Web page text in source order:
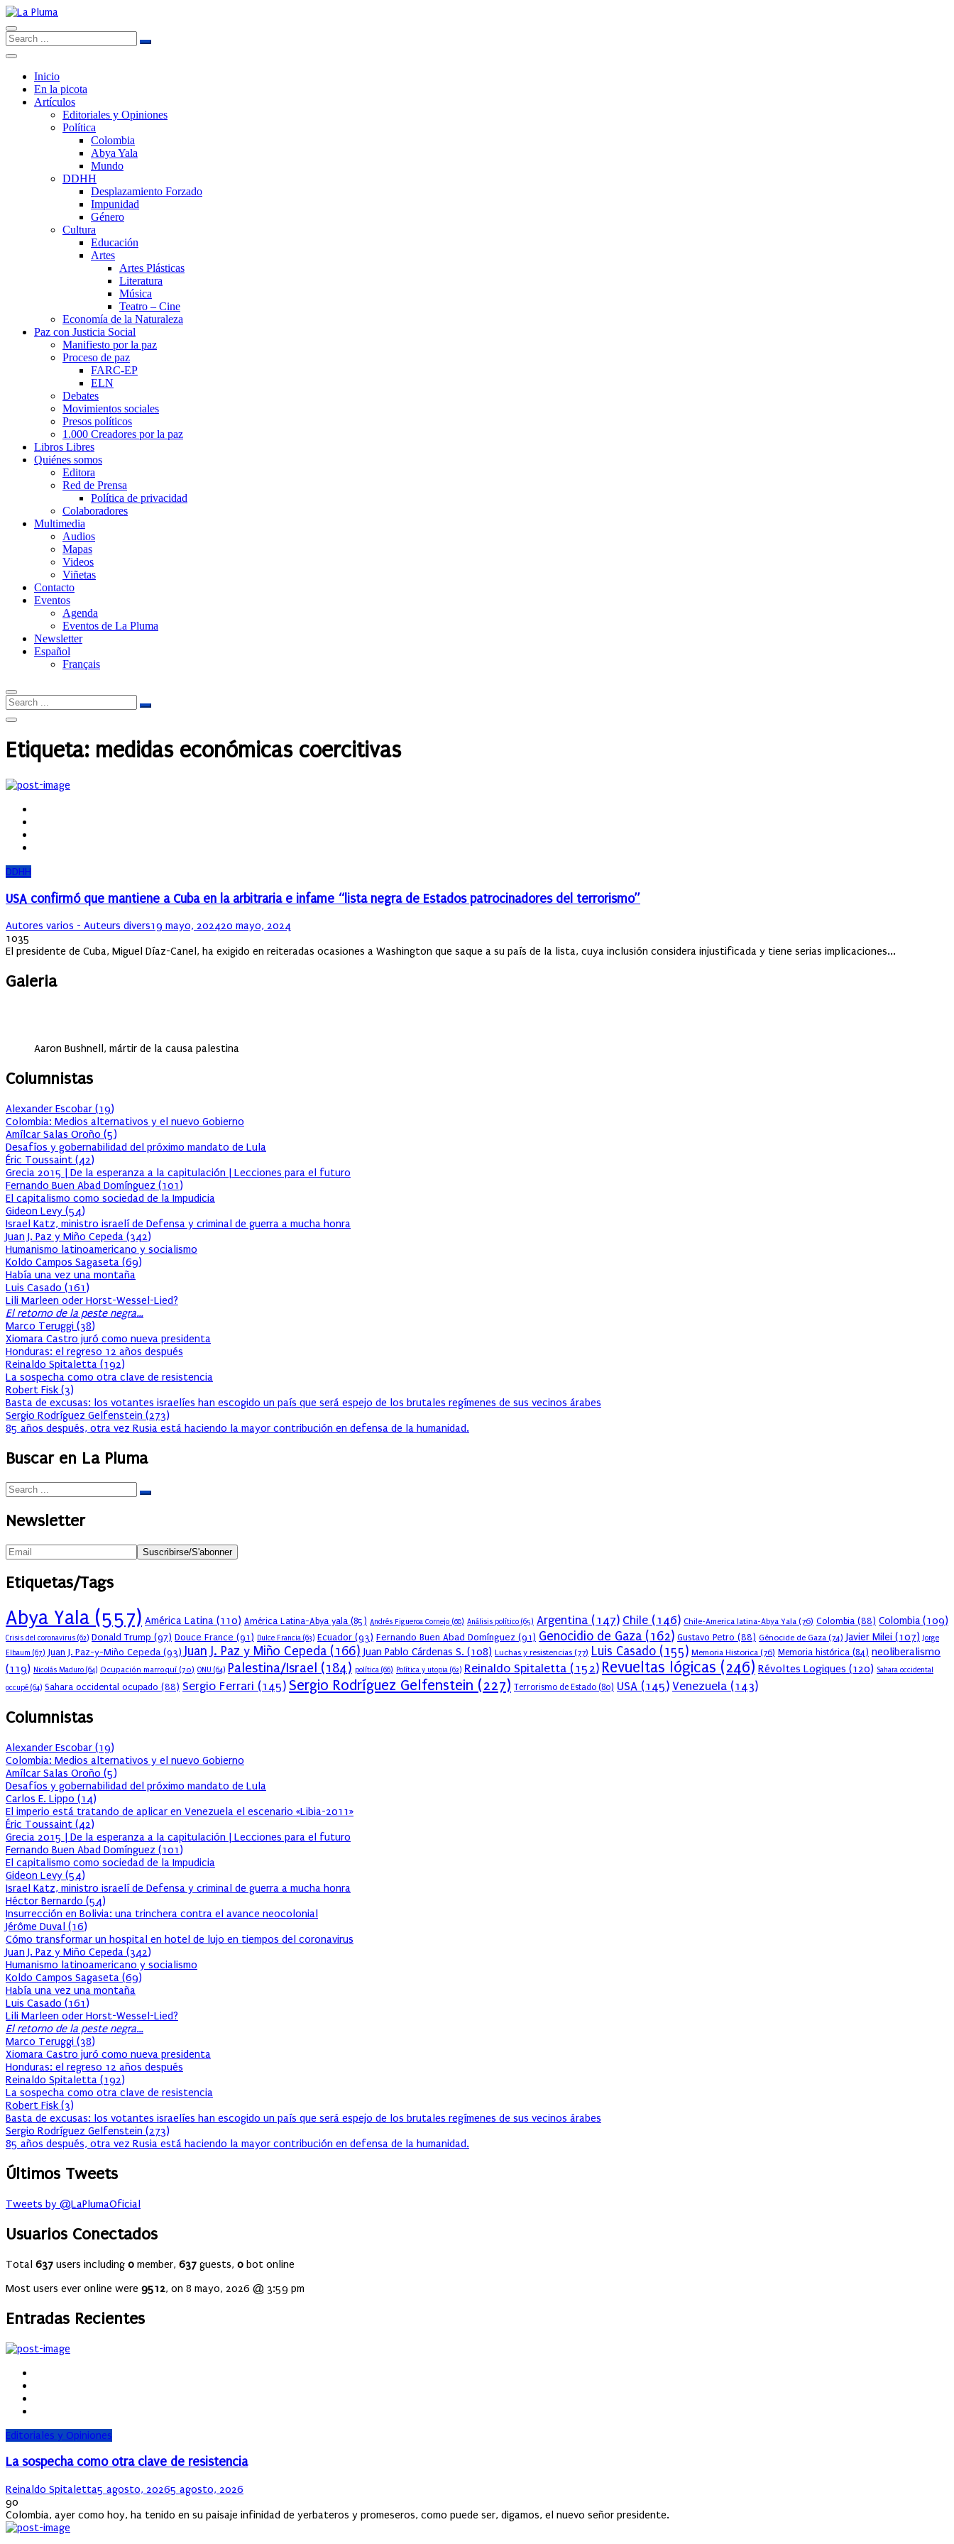
Inicio
En la picota
Artículos
Editoriales y Opiniones
Política
Colombia
Abya Yala
Mundo
DDHH
Desplazamiento Forzado
Impunidad
Género
Cultura
Educación
Artes
Artes Plásticas
Literatura
Música
Teatro – Cine
Economía de la Naturaleza
Paz con Justicia Social
Manifiesto por la paz
Proceso de paz
FARC-EP
ELN
Debates
Movimientos sociales
Presos políticos
1.000 Creadores por la paz
Libros Libres
Quiénes somos
Editora
Red de Prensa
Política de privacidad
Colaboradores
Multimedia
Audios
Mapas
Videos
Viñetas
Contacto
Eventos
Agenda
Eventos de La Pluma
Newsletter
Español
Français
Etiqueta: medidas económicas coercitivas
DDHH
USA confirmó que mantiene a Cuba en la arbitraria e infame “lista negra de Estados patrocinadores del terrorismo”
Author
Autores varios - Auteurs diversPosted
19 mayo, 202420 mayo, 2024
1035
El presidente de Cuba, Miguel Díaz-Canel, ha exigido en reiteradas ocasiones a Washington que saque a su país de la lista, cuya inclusión considera injustificada y tiene serias implicaciones...
Galeria
Aaron Bushnell, mártir de la causa palestina
Columnistas
Alexander Escobar (19)
Colombia: Medios alternativos y el nuevo Gobierno
Amílcar Salas Oroño (5)
Desafíos y gobernabilidad del próximo mandato de Lula
Éric Toussaint (42)
Grecia 2015 | De la esperanza a la capitulación | Lecciones para el futuro
Fernando Buen Abad Domínguez (101)
El capitalismo como sociedad de la Impudicia
Gideon Levy (54)
Israel Katz, ministro israelí de Defensa y criminal de guerra a mucha honra
Juan J. Paz y Miño Cepeda (342)
Humanismo latinoamericano y socialismo
Koldo Campos Sagaseta (69)
Había una vez una montaña
Luis Casado (161)
Lili Marleen oder Horst-Wessel-Lied?
El retorno de la peste negra…
Marco Teruggi (38)
Xiomara Castro juró como nueva presidenta
Honduras: el regreso 12 años después
Reinaldo Spitaletta (192)
La sospecha como otra clave de resistencia
Robert Fisk (3)
Basta de excusas: los votantes israelíes han escogido un país que será espejo de los brutales regímenes de sus vecinos árabes
Sergio Rodríguez Gelfenstein (273)
85 años después, otra vez Rusia está haciendo la mayor contribución en defensa de la humanidad.
Buscar en La Pluma
Newsletter
Etiquetas/Tags
Abya Yala (557) América Latina (110) América Latina-Abya yala (85) Andrés Figueroa Cornejo (68) Análisis político (65) Argentina (147) Chile (146) Chile-America latina-Abya Yala (76) Colombia (88) Colombia(109)
Crisis del coronavirus (62) Donald Trump (97) Douce France (91) Dulce Francia (63) Ecuador (93) Fernando Buen Abad Domínguez (91) Genocidio de Gaza (162) Gustavo Petro (88) Génocide de Gaza (74) Javier Milei (107) Jorge
Elbaum (67) Juan J. Paz-y-Miño Cepeda (93) Juan J. Paz y Miño Cepeda (166) Juan Pablo Cárdenas S. (108) Luchas y resistencias (77) Luis Casado (155) Memoria Historica (76) Memoria histórica (84) neoliberalismo
(119) Nicolás Maduro (64) Ocupación marroquí (70) ONU (64) Palestina/Israel (184) política (66) Política y utopia (62) Reinaldo Spitaletta (152) Revueltas lógicas (246) Révoltes Logiques (120) Sahara occidental
occupé (64) Sahara occidental ocupado (88) Sergio Ferrari (145) Sergio Rodríguez Gelfenstein (227) Terrorismo de Estado (80) USA (145) Venezuela (143)
Columnistas
Alexander Escobar (19)
Colombia: Medios alternativos y el nuevo Gobierno
Amílcar Salas Oroño (5)
Desafíos y gobernabilidad del próximo mandato de Lula
Carlos E. Lippo (14)
El imperio está tratando de aplicar en Venezuela el escenario «Libia-2011»
Éric Toussaint (42)
Grecia 2015 | De la esperanza a la capitulación | Lecciones para el futuro
Fernando Buen Abad Domínguez (101)
El capitalismo como sociedad de la Impudicia
Gideon Levy (54)
Israel Katz, ministro israelí de Defensa y criminal de guerra a mucha honra
Héctor Bernardo (54)
Insurrección en Bolivia: una trinchera contra el avance neocolonial
Jérôme Duval (16)
Cómo transformar un hospital en hotel de lujo en tiempos del coronavirus
Juan J. Paz y Miño Cepeda (342)
Humanismo latinoamericano y socialismo
Koldo Campos Sagaseta (69)
Había una vez una montaña
Luis Casado (161)
Lili Marleen oder Horst-Wessel-Lied?
El retorno de la peste negra…
Marco Teruggi (38)
Xiomara Castro juró como nueva presidenta
Honduras: el regreso 12 años después
Reinaldo Spitaletta (192)
La sospecha como otra clave de resistencia
Robert Fisk (3)
Basta de excusas: los votantes israelíes han escogido un país que será espejo de los brutales regímenes de sus vecinos árabes
Sergio Rodríguez Gelfenstein (273)
85 años después, otra vez Rusia está haciendo la mayor contribución en defensa de la humanidad.
Últimos Tweets
Tweets by @LaPlumaOficial
Usuarios Conectados
Total 637 users including 0 member, 637 guests, 0 bot online
Most users ever online were 9512, on 8 mayo, 2026 @ 3:59 pm
Entradas Recientes
Editoriales y Opiniones
La sospecha como otra clave de resistencia
Author
Reinaldo SpitalettaPosted
5 agosto, 20265 agosto, 2026
90
Colombia, ayer como hoy, ha tenido en su paisaje infinidad de yerbateros y promeseros, como puede ser, digamos, el nuevo señor presidente.